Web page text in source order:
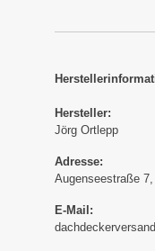
Hersteller:
Jörg Ortlepp
Adresse:
Augenseestraße
E-Mail: